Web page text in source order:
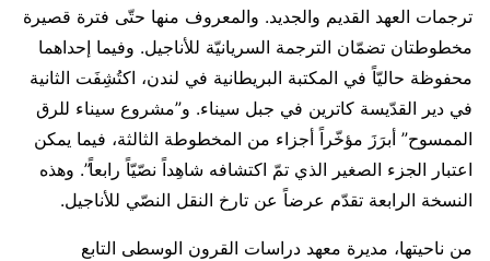
ترجمات العهد القديم والجديد. والمعروف منها حتّى فترة قصيرة
مخطوطتان تضمّان الترجمة السريانيّة للأناجيل. وفيما إحداهما
محفوظة حاليّاً في المكتبة البريطانية في لندن، اكتُشِفَت الثانية
في دير القدّيسة كاترين في جبل سيناء. و”مشروع سيناء للرق
الممسوح” أبرَزَ مؤخّراً أجزاء من المخطوطة الثالثة، فيما يمكن
اعتبار الجزء الصغير الذي تمّ اكتشافه شاهِداً نصّيّاً رابعاً”. وهذه
النسخة الرابعة تقدّم عرضاً عن تارخ النقل النصّي للأناجيل.
من ناحيتها، مديرة معهد دراسات القرون الوسطى التابع